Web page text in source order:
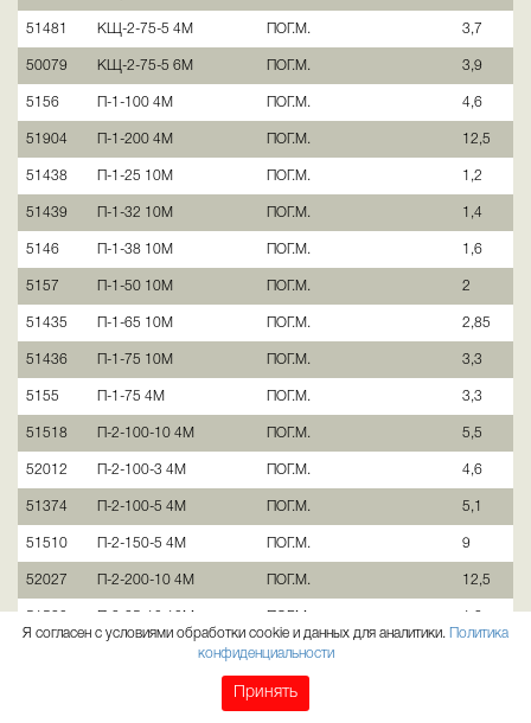
Я согласен с условиями обработки cookie и данных для аналитики.
Политика
конфиденциальности
Принять
51481 КЩ-2-75-5 4М ПОГ.М. 3,7
50079 КЩ-2-75-5 6М ПОГ.М. 3,9
5156 П-1-100 4М ПОГ.М. 4,6
51904 П-1-200 4М ПОГ.М. 12,5
51438 П-1-25 10М ПОГ.М. 1,2
51439 П-1-32 10М ПОГ.М. 1,4
5146 П-1-38 10М ПОГ.М. 1,6
5157 П-1-50 10М ПОГ.М. 2
51435 П-1-65 10М ПОГ.М. 2,85
51436 П-1-75 10М ПОГ.М. 3,3
5155 П-1-75 4М ПОГ.М. 3,3
51518 П-2-100-10 4М ПОГ.М. 5,5
52012 П-2-100-3 4М ПОГ.М. 4,6
51374 П-2-100-5 4М ПОГ.М. 5,1
51510 П-2-150-5 4М ПОГ.М. 9
52027 П-2-200-10 4М ПОГ.М. 12,5
ПОГ.М.
ПОГ.М.